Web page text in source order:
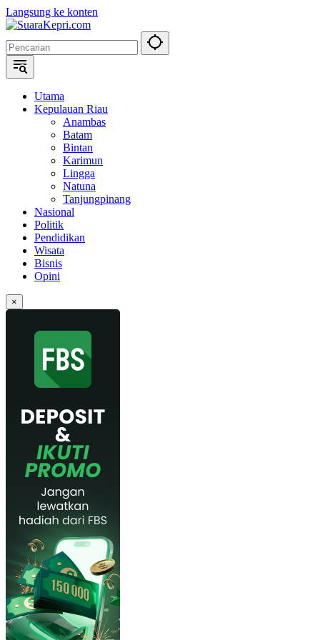
Langsung ke konten
Utama
Kepulauan Riau
Anambas
Batam
Bintan
Karimun
Lingga
Natuna
Tanjungpinang
Nasional
Politik
Pendidikan
Wisata
Bisnis
Opini
×